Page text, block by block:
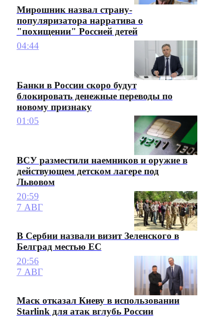
Мирошник назвал страну-
популяризатора нарратива о
"похищении" Россией детей
04:44
Банки в России скоро будут
блокировать денежные переводы по
новому признаку
01:05
ВСУ разместили наемников и оружие в
действующем детском лагере под
Львовом
20:59
7 АВГ
В Сербии назвали визит Зеленского в
Белград местью ЕС
20:56
7 АВГ
Маск отказал Киеву в использовании
Starlink для атак вглубь России